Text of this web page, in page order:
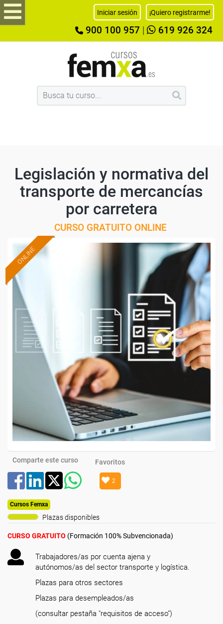
Iniciar sesión ¡Quiero registrarme!
900 100 957 619 926 324
Legislación y normativa del
transporte de mercancías
por carretera
CURSO GRATUITO ONLINE
ONLINE
Comparte este curso Favoritos
2
Cursos Femxa
Plazas disponibles
CURSO GRATUITO (Formación 100% Subvencionada)
Trabajadores/as por cuenta ajena y
autónomos/as del sector transporte y logística.
Plazas para otros sectores
Plazas para desempleados/as
(consultar pestaña "requisitos de acceso")